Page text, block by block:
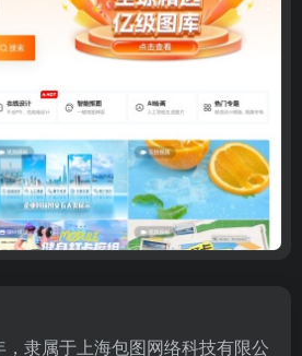
隶属于上海包图网络科技有限公